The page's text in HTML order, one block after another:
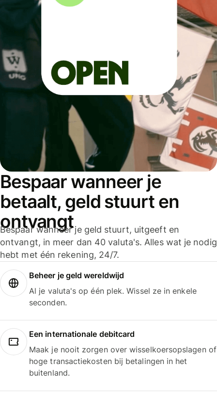
Bespaar wanneer je
betaalt, geld stuurt en
ontvangt
Bespaar wanneer je geld stuurt, uitgeeft en
ontvangt, in meer dan 40 valuta's. Alles wat je nodig
hebt met één rekening, 24/7.
Beheer je geld wereldwijd
Al je valuta's op één plek. Wissel ze in enkele
seconden.
Een internationale debitcard
Maak je nooit zorgen over wisselkoersopslagen of
hoge transactiekosten bij betalingen in het
buitenland.